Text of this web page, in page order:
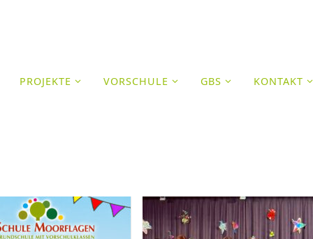
PROJEKTE VORSCHULE GBS KONTAKT